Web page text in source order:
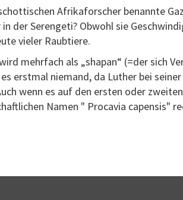
Afrikaforscher benannte
der Serengeti? Obwohl sie
vieler Raubtiere.
mehrfach als „shapan“ (=der sich
erstmal niemand, da Luther bei
wenn es auf den ersten oder
Namen " Procavia capensis"